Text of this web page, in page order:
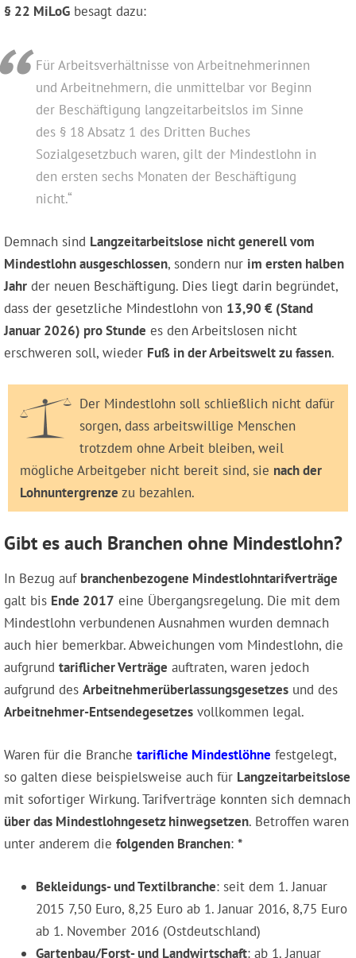
§ 22 MiLoG besagt dazu:
Für Arbeitsverhältnisse von Arbeitnehmerinnen
und Arbeitnehmern, die unmittelbar vor Beginn
der Beschäftigung langzeitarbeitslos im Sinne
des § 18 Absatz 1 des Dritten Buches
Sozialgesetzbuch waren, gilt der Mindestlohn in
den ersten sechs Monaten der Beschäftigung
nicht.“
Demnach sind Langzeitarbeitslose nicht generell vom
Mindestlohn ausgeschlossen, sondern nur im ersten halben
Jahr der neuen Beschäftigung. Dies liegt darin begründet,
dass der gesetzliche Mindestlohn von 13,90 € (Stand
Januar 2026) pro Stunde es den Arbeitslosen nicht
erschweren soll, wieder Fuß in der Arbeitswelt zu fassen.
Der Mindestlohn soll schließlich nicht dafür
sorgen, dass arbeitswillige Menschen
trotzdem ohne Arbeit bleiben, weil
mögliche Arbeitgeber nicht bereit sind, sie nach der
Lohnuntergrenze zu bezahlen.
Gibt es auch Branchen ohne Mindestlohn?
In Bezug auf branchenbezogene Mindestlohntarifverträge
galt bis Ende 2017 eine Übergangsregelung. Die mit dem
Mindestlohn verbundenen Ausnahmen wurden demnach
auch hier bemerkbar. Abweichungen vom Mindestlohn, die
aufgrund tariflicher Verträge auftraten, waren jedoch
aufgrund des Arbeitnehmerüberlassungsgesetzes und des
Arbeitnehmer-Entsendegesetzes vollkommen legal.
Waren für die Branche tarifliche Mindestlöhne festgelegt,
so galten diese beispielsweise auch für Langzeitarbeitslose
mit sofortiger Wirkung. Tarifverträge konnten sich demnach
über das Mindestlohngesetz hinwegsetzen. Betroffen waren
unter anderem die folgenden Branchen: *
Bekleidungs- und Textilbranche: seit dem 1. Januar
2015 7,50 Euro, 8,25 Euro ab 1. Januar 2016, 8,75 Euro
ab 1. November 2016 (Ostdeutschland)
Gartenbau/Forst- und Landwirtschaft: ab 1. Januar